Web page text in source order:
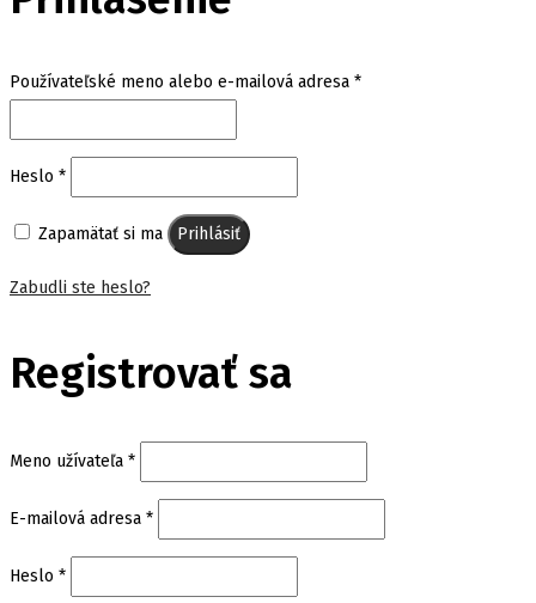
Používateľské meno alebo e-mailová adresa *Povinné
Heslo *Povinné
Zapamätať si ma Prihlásiť
Zabudli ste heslo?
Registrovať sa
Meno užívateľa *Povinné
E-mailová adresa *Povinné
Heslo *Povinné